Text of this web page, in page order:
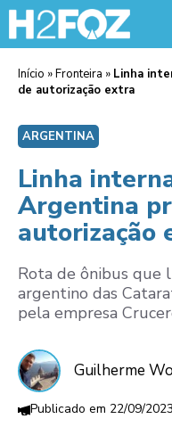
Início »Fronteira » Linha
de autorização extra
ARGENTINA
Linha
Argentina
autorização
Rota de ônibus que
argentino das
pela empresa
Guilherme
22/09/2023